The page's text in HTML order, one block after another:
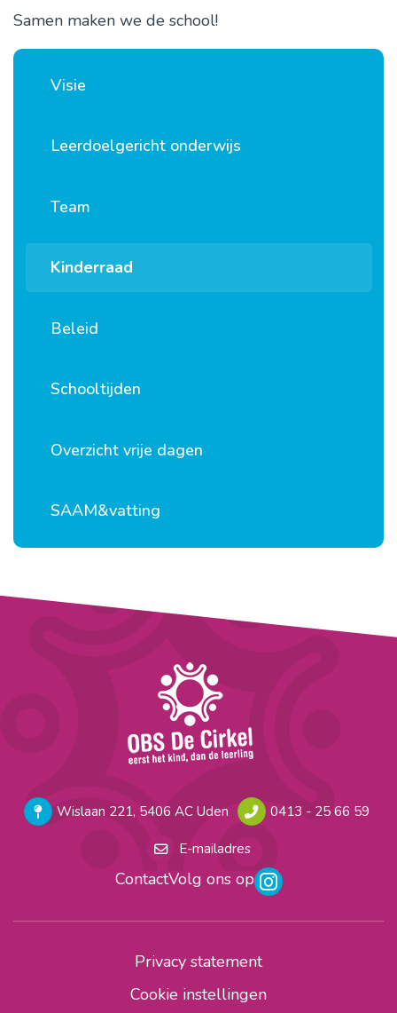
Samen maken we de school!
Visie
Leerdoelgericht onderwijs
Team
Kinderraad
Beleid
Schooltijden
Overzicht vrije dagen
SAAM&vatting
Wislaan 221, 5406 AC Uden 0413 - 25 66 59
E-mailadres
ContactVolg ons op
Privacy statement
Cookie instellingen